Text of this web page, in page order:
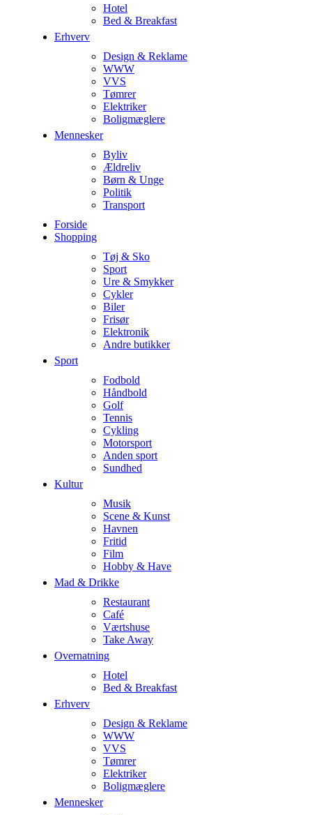
Hotel
Bed & Breakfast
Erhverv
Design & Reklame
WWW
VVS
Tømrer
Elektriker
Boligmæglere
Mennesker
Byliv
Ældreliv
Børn & Unge
Politik
Transport
Forside
Shopping
Tøj & Sko
Sport
Ure & Smykker
Cykler
Biler
Frisør
Elektronik
Andre butikker
Sport
Fodbold
Håndbold
Golf
Tennis
Cykling
Motorsport
Anden sport
Sundhed
Kultur
Musik
Scene & Kunst
Havnen
Fritid
Film
Hobby & Have
Mad & Drikke
Restaurant
Café
Værtshuse
Take Away
Overnatning
Hotel
Bed & Breakfast
Erhverv
Design & Reklame
WWW
VVS
Tømrer
Elektriker
Boligmæglere
Mennesker